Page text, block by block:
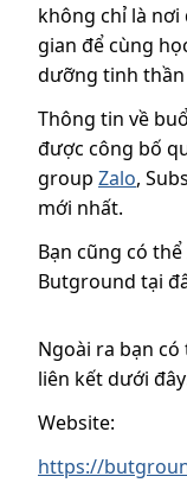
không chỉ là nơi
gian để cùng
dưỡng tinh
Thông tin về
được công bố
group Zalo,
mới nhất.
Bạn cũng có
Butground tại
Ngoài ra bạn
liên kết dưới
Website:
https://